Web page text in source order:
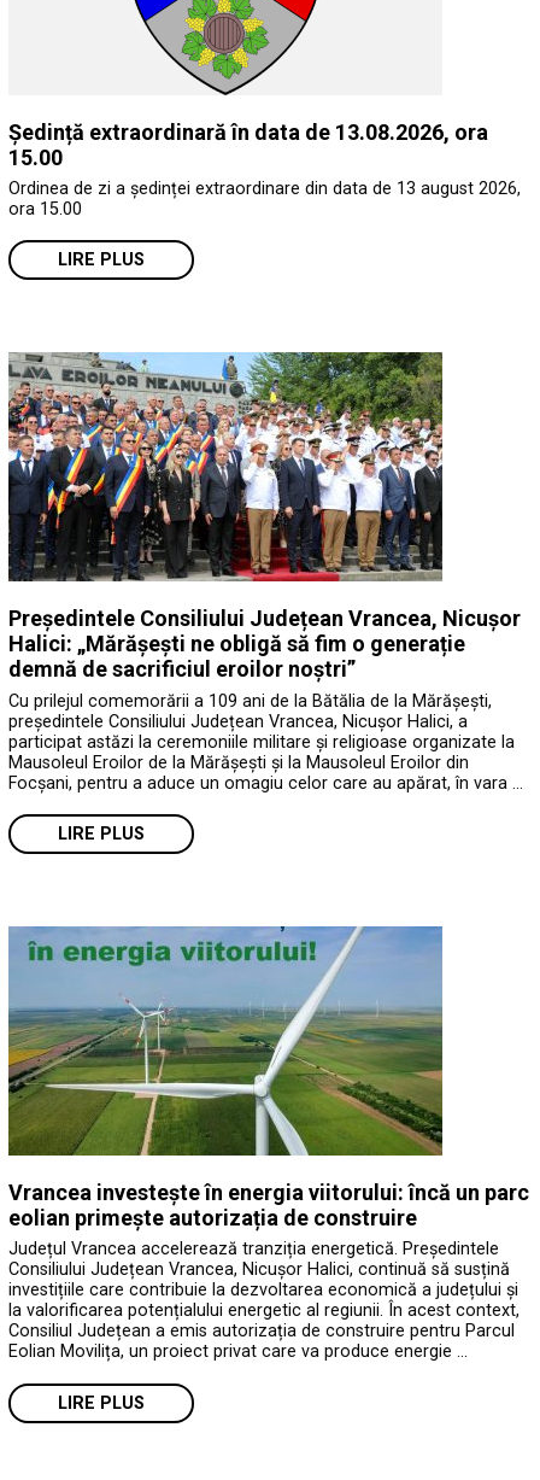
Ședință extraordinară în data de 13.08.2026, ora
15.00
Ordinea de zi a ședinței extraordinare din data de 13 august 2026,
ora 15.00
LIRE PLUS
Președintele Consiliului Județean Vrancea, Nicușor
Halici: „Mărășești ne obligă să fim o generație
demnă de sacrificiul eroilor noștri”
Cu prilejul comemorării a 109 ani de la Bătălia de la Mărășești,
președintele Consiliului Județean Vrancea, Nicușor Halici, a
participat astăzi la ceremoniile militare și religioase organizate la
Mausoleul Eroilor de la Mărășești și la Mausoleul Eroilor din
Focșani, pentru a aduce un omagiu celor care au apărat, în vara …
LIRE PLUS
Vrancea investește în energia viitorului: încă un parc
eolian primește autorizația de construire
Județul Vrancea accelerează tranziția energetică. Președintele
Consiliului Județean Vrancea, Nicușor Halici, continuă să susțină
investițiile care contribuie la dezvoltarea economică a județului și
la valorificarea potențialului energetic al regiunii. În acest context,
Consiliul Județean a emis autorizația de construire pentru Parcul
Eolian Movilița, un proiect privat care va produce energie …
LIRE PLUS